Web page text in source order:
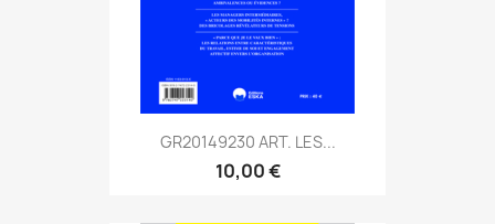
GR20149230 ART. LES...
10,00 €